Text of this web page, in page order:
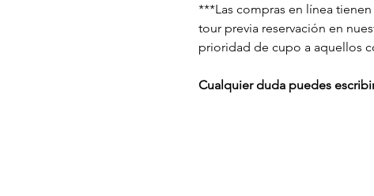
***Las compras en línea
tour previa reservación en
prioridad de cupo a aquellos
Cualquier duda puedes